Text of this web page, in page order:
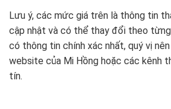
Lưu ý, các mức giá trên là thông tin
cập nhật và có thể thay đổi theo
có thông tin chính xác nhất, quý vị
website của Mi Hồng hoặc các kênh
tín.